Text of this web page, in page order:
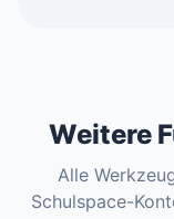
Weitere
Alle
Schulspace-